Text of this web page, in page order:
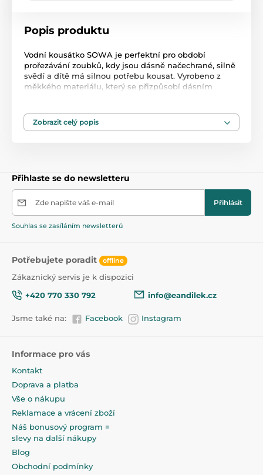
Popis produktu
Vodní kousátko SOWA je perfektní pro období
prořezávání zoubků, kdy jsou dásně načechrané, silně
svědí a dítě má silnou potřebu kousat. Vyrobeno z
měkkého materiálu, který se přizpůsobí dásním
šikovné, což usnadňuje batoleti jeho uchopení a
držení v malých ručičkách. Určeno pro děti ve věku 0m
Chladící kousátka na zuby 47,5
Zobrazit celý popis
Přihlaste se do newsletteru
Zde napište váš e-mail Přihlásit
Souhlas se zasíláním newsletterů
Potřebujete poradit offline
Zákaznický servis je k dispozici
+420 770 330 792
info@eandilek.cz
Jsme také na: Facebook Instagram
Informace pro vás
Kontakt
Doprava a platba
Vše o nákupu
Reklamace a vrácení zboží
Náš bonusový program =
slevy na další nákupy
Blog
Obchodní podmínky